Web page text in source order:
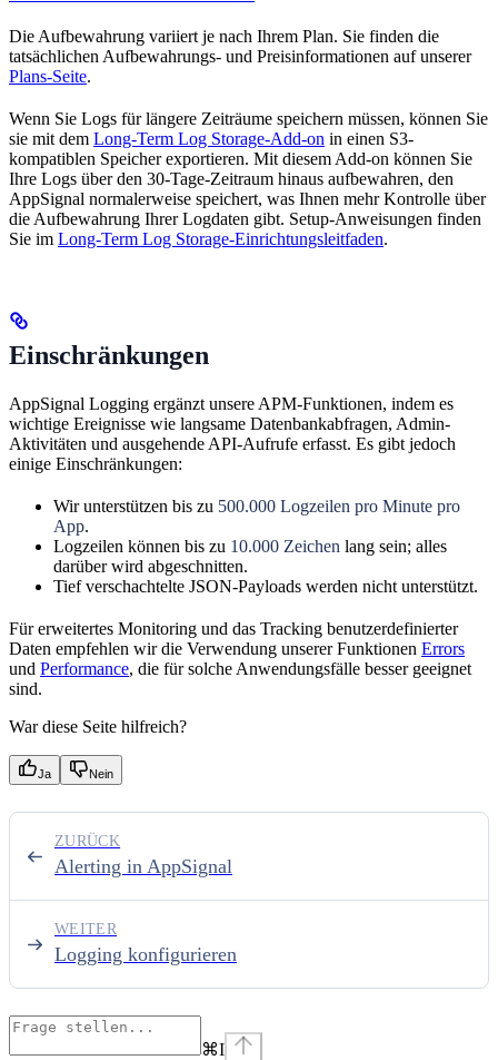
Die Aufbewahrung variiert je nach Ihrem Plan. Sie finden die
tatsächlichen Aufbewahrungs- und Preisinformationen auf unserer
Plans-Seite.
Wenn Sie Logs für längere Zeiträume speichern müssen, können Sie
sie mit dem Long-Term Log Storage-Add-on in einen S3-
kompatiblen Speicher exportieren. Mit diesem Add-on können Sie
Ihre Logs über den 30-Tage-Zeitraum hinaus aufbewahren, den
AppSignal normalerweise speichert, was Ihnen mehr Kontrolle über
die Aufbewahrung Ihrer Logdaten gibt. Setup-Anweisungen finden
Sie im Long-Term Log Storage-Einrichtungsleitfaden.
Einschränkungen
AppSignal Logging ergänzt unsere APM-Funktionen, indem es
wichtige Ereignisse wie langsame Datenbankabfragen, Admin-
Aktivitäten und ausgehende API-Aufrufe erfasst. Es gibt jedoch
einige Einschränkungen:
Wir unterstützen bis zu 500.000 Logzeilen pro Minute pro
App.
Logzeilen können bis zu 10.000 Zeichen lang sein; alles
darüber wird abgeschnitten.
Tief verschachtelte JSON-Payloads werden nicht unterstützt.
Für erweitertes Monitoring und das Tracking benutzerdefinierter
Daten empfehlen wir die Verwendung unserer Funktionen Errors
und Performance, die für solche Anwendungsfälle besser geeignet
sind.
War diese Seite hilfreich?
Ja Nein
Alerting in AppSignal
ZURÜCK
Logging konfigurieren
WEITER
⌘I